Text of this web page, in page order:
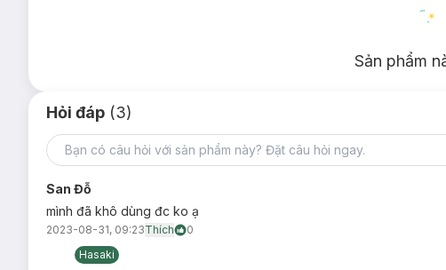
Sản phẩm
Hỏi đáp (3)
San Đỗ
mình đã khô dùng đc ko ạ
2023-08-31, 09:23Thích
0
Hasaki